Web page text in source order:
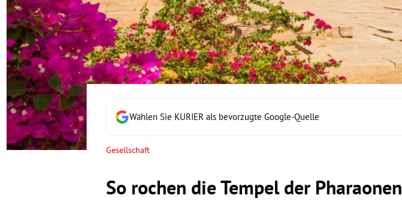
Untermenü
Untermenü
Untermenü
Untermenü
Untermenü
Wählen Sie KURIER als bevorzugte Google-Quelle
Gesellschaft
So rochen die Tempel der Pharaonen